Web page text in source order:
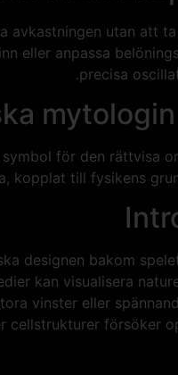
utan att
eller anpassa
precisa
för den rättvisa
kopplat till fysikens
designen bakom
kan visualisera
vinster eller
cellstrukturer försöker